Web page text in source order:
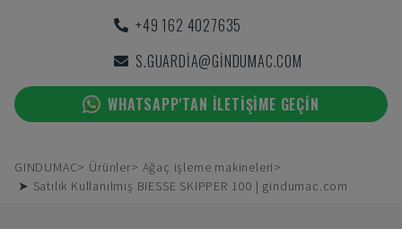
+49 162 4027635
S.GUARDIA@GINDUMAC.COM
WHATSAPP'TAN ILETIŞIME GEÇIN
GINDUMAC Ürünler
Ağaç işleme makineleri
➤ Satılık Kullanılmış BIESSE SKIPPER 100 | gindumac.com